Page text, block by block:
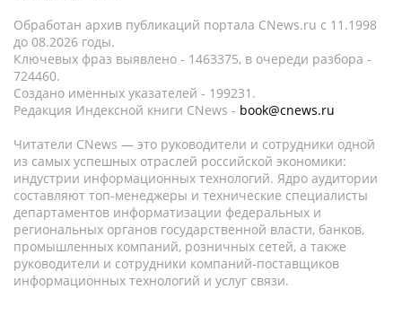
Обработан архив публикаций портала CNews.ru c 11.1998
до 08.2026 годы.
Ключевых фраз выявлено - 1463375, в очереди разбора -
724460.
Создано именных указателей - 199231.
Редакция Индексной книги CNews - book@cnews.ru
Читатели CNews — это руководители и сотрудники одной
из самых успешных отраслей российской экономики:
индустрии информационных технологий. Ядро аудитории
составляют топ-менеджеры и технические специалисты
департаментов информатизации федеральных и
региональных органов государственной власти, банков,
промышленных компаний, розничных сетей, а также
руководители и сотрудники компаний-поставщиков
информационных технологий и услуг связи.